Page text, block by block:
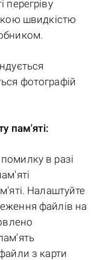
перегріву
швидкістю
фотографій
пам'яті:
в разі
Налаштуйте
файлів на
з карти